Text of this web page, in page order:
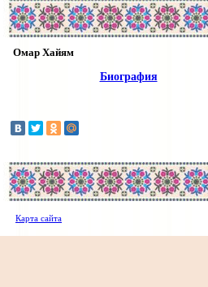
Омар Хайям
Биография
Карта сайта